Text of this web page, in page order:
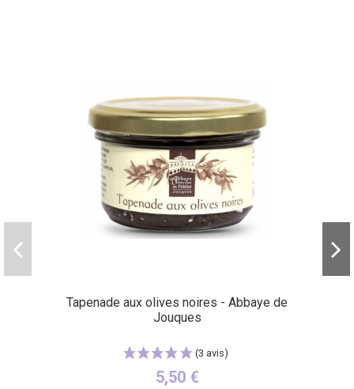
(56 avis)
Tapenade aux olives noires - Abbaye de
Jouques
5,50 €